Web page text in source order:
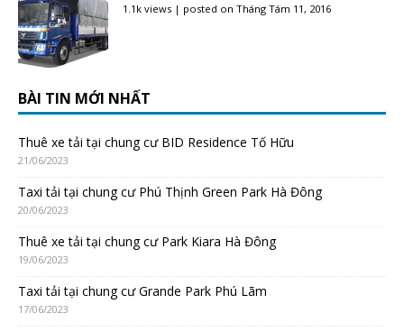
1.1k views | posted on Tháng Tám 11, 2016
BÀI TIN MỚI NHẤT
Thuê xe tải tại chung cư BID Residence Tố Hữu
21/06/2023
Taxi tải tại chung cư Phú Thịnh Green Park Hà Đông
20/06/2023
Thuê xe tải tại chung cư Park Kiara Hà Đông
19/06/2023
Taxi tải tại chung cư Grande Park Phú Lãm
17/06/2023